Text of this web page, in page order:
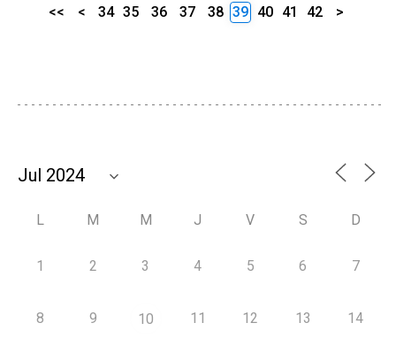
<< < 34 35 36 37 38 39 40 41 42 >
L M M J V S D
1 2 3 4 5 6 7
8 9 10 11 12 13 14